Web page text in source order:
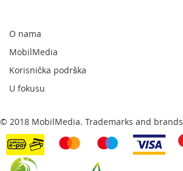
newsletter:
O nama
MobilMedia
Korisnička podrška
U fokusu
© 2018 MobilMedia. Trademarks and brands